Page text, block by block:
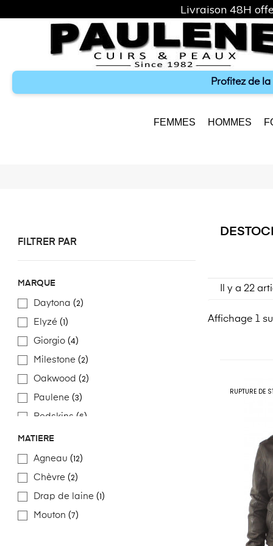
Profitez de
FEMMES HOMMES
FILTRER PAR
MARQUE
Daytona (2)
Elyzé (1)
Giorgio (4)
Milestone (2)
Oakwood (2)
Paulene (3)
Redskins (6)
Trapper
MATIÈRE
Agneau (12)
Chèvre (2)
Drap de laine (1)
Mouton (7)
Il y a 22
Affichage 1
RUPTURE DE
Livraison 48H